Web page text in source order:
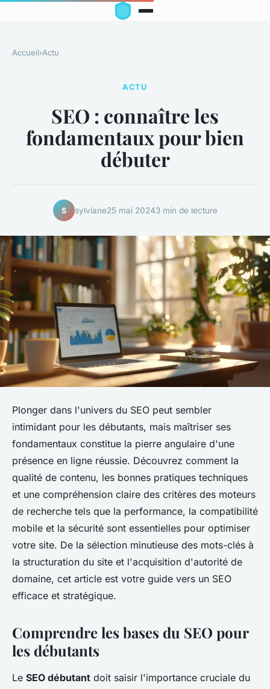
Accueil›Actu
ACTU
SEO : connaître les
fondamentaux pour bien
débuter
S sylviane25 mai 20243 min de lecture
Plonger dans l'univers du SEO peut sembler
intimidant pour les débutants, mais maîtriser ses
fondamentaux constitue la pierre angulaire d'une
présence en ligne réussie. Découvrez comment la
qualité de contenu, les bonnes pratiques techniques
et une compréhension claire des critères des moteurs
de recherche tels que la performance, la compatibilité
mobile et la sécurité sont essentielles pour optimiser
votre site. De la sélection minutieuse des mots-clés à
la structuration du site et l'acquisition d'autorité de
domaine, cet article est votre guide vers un SEO
efficace et stratégique.
Comprendre les bases du SEO pour
les débutants
Le SEO débutant doit saisir l'importance cruciale du